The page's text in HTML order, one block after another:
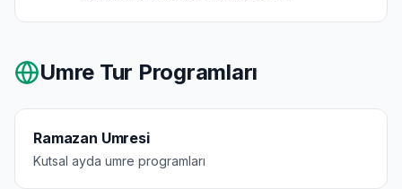
Umre Tur Programları
Ramazan Umresi
Kutsal ayda umre programları